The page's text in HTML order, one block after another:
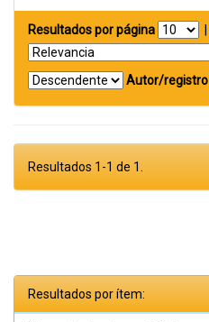
Resultados por página
Autor/registro
Resultados 1-1 de 1.
Resultados por ítem: